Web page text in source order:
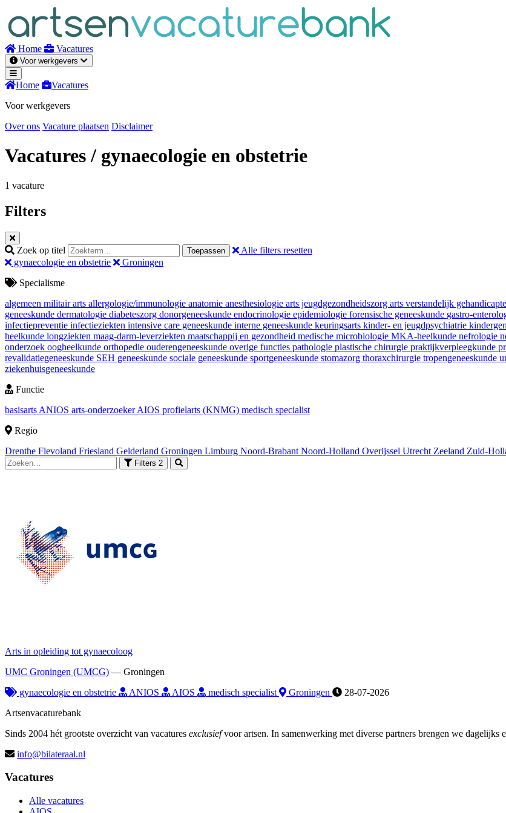
inhoud
Home Vacatures
Voor werkgevers
Home
Vacatures
Voor werkgevers
Over ons Vacature plaatsen Disclaimer
Vacatures/ gynaecologie en obstetrie
1 vacature
Filters
Zoek op titel Toepassen
Alle filters resetten
gynaecologie en obstetrie
Groningen
Specialisme
algemeen militair arts allergologie/immunologie anatomie anesthesiologie arts jeugdgezondheidszorg arts verstandelijk
geneeskunde dermatologie diabeteszorg donorgeneeskunde endocrinologie epidemiologie forensische geneeskunde gastro-
infectiepreventie infectieziekten intensive care geneeskunde interne geneeskunde keuringsarts kinder- en jeugdpsychiatrie
heelkunde longziekten maag-darm-leverziekten maatschappij en gezondheid medische microbiologie MKA-heelkunde nefrologie
onderzoek oogheelkunde orthopedie ouderengeneeskunde overige functies pathologie plastische chirurgie praktijkverpleegkunde
revalidatiegeneeskunde SEH geneeskunde sociale geneeskunde sportgeneeskunde stomazorg thoraxchirurgie tropengeneeskunde
ziekenhuisgeneeskunde
Functie
basisarts ANIOS arts-onderzoekerAIOS profielarts (KNMG) medisch specialist
Regio
Drenthe Flevoland Friesland Gelderland Groningen Limburg Noord-Brabant Noord-Holland Overijssel Utrecht Zeeland Zuid-
Filters 2
Arts in opleiding tot gynaecoloog
UMC Groningen (UMCG) — Groningen
gynaecologie en obstetrie
ANIOS AIOS medisch specialist Groningen
28-07-2026
Artsenvacaturebank
Sinds 2004 hét grootste overzicht van vacatures exclusiefvoor artsen. In samenwerking met diverse partners brengen we dagelijks
info@bilateraal.nl
Vacatures
Alle vacatures